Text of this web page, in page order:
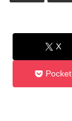
X
Pocket